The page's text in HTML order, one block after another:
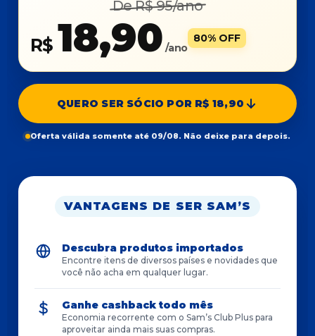
De R$ 95/ano
R$ 18,90 /ano
80% OFF
QUERO SER SÓCIO POR R$ 18,90
Oferta válida somente até 09/08. Não deixe para depois.
VANTAGENS DE SER SAM’S
Descubra produtos importados
Encontre itens de diversos países e novidades que
você não acha em qualquer lugar.
Ganhe cashback todo mês
Economia recorrente com o Sam’s Club Plus para
aproveitar ainda mais suas compras.